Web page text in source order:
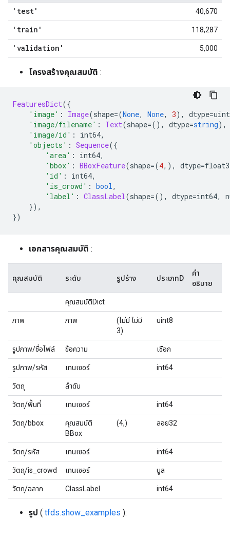
'test' 40,670
'train' 118,287
'validation' 5,000
โครงสร้างคุณสมบัติ :
FeaturesDict({
'image' : Image(shape=(None, None, 3), dtype=
'image/filename' : Text(shape=(), dtype=string),
'image/id' : int64,
'objects' : Sequence({
'area' : int64,
'bbox' : BBoxFeature(shape=(4,), dtype=
'id' : int64,
'is_crowd' : bool,
'label' : ClassLabel(shape=(), dtype=int64,
}),
})
เอกสารคุณสมบัติ :
คุณสมบัติ ระดับ รูปร่าง ประเภทD
คำ
อธิบาย
คุณสมบัติDict
ภาพ ภาพ
(ไม่มี ไม่มี
3)
uint8
รูปภาพ/ชื่อไฟล์ ข้อความ เชือก
รูปภาพ/รหัส เทนเซอร์ int64
วัตถุ ลำดับ
วัตถุ/พื้นที่ เทนเซอร์ int64
วัตถุ/bbox
คุณสมบัติ
BBox
(4,) ลอย32
วัตถุ/รหัส เทนเซอร์ int64
วัตถุ/is_crowd เทนเซอร์ บูล
วัตถุ/ฉลาก ClassLabel int64
รูป ( tfds.show_examples ):